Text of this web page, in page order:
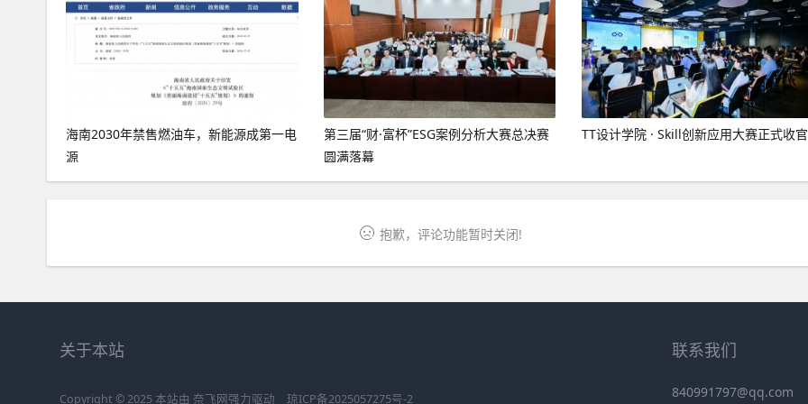
海南2030年禁售燃油车，新能源成第一电
源
第三届“财·富杯”ESG案例分析大赛总决赛
圆满落幕
TT设计学院 · Skill创新应用大赛正式收官
抱歉，评论功能暂时关闭!
关于本站
Copyright © 2025 本站由 奈飞网强力驱动 琼ICP备2025057275号-2
联系我们
840991797@qq.com